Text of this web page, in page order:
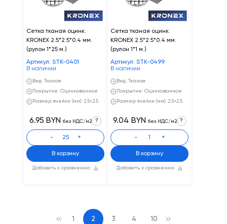
Сетка тканая оцинк.
KRONEX 2.5*2.5*0.4 мм.
(рулон 1*25 м.)
Артикул: STK-0401
В наличии
Вид: Тканая
Покрытие: Оцинкованное
Размер ячейки (мм): 2.5×2.5
Добавить к сравнению
6.95 BYN без НДС/м2 ?
- +
В корзину
Сетка тканая оцинк.
KRONEX 2.5*2.5*0.4 мм.
(рулон 1*1 м.)
Артикул: STK-0499
В наличии
Вид: Тканая
Покрытие: Оцинкованное
Размер ячейки (мм): 2.5×2.5
Добавить к сравнению
9.04 BYN без НДС/м2 ?
- +
В корзину
1 2 3 4 10